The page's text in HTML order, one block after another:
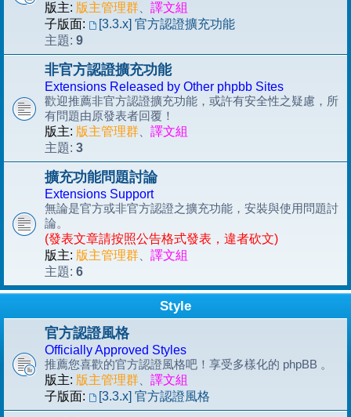
版主: 版主管理群
譯文組
子版面:
[3.3.x] 官方認證擴充功能
主題: 9
非官方認證擴充功能
Extensions Released by Other phpbb Sites
歡迎推薦非官方認證擴充功能，或許有安全性之疑慮，所
有問題由原發表者回覆！
版主: 版主管理群
譯文組
主題: 3
擴充功能問題討論
Extensions Support
無論是官方或非官方認證之擴充功能，安裝與使用問題討
論。
(發表文章請按照公告格式發表，違者砍文)
版主: 版主管理群
譯文組
主題: 6
Style
官方認證風格
Officially Approved Styles
推薦您喜歡的官方認證風格吧！享受多樣化的 phpBB 。
版主: 版主管理群
譯文組
子版面:
[3.3.x] 官方認證風格